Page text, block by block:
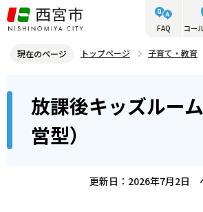
こ
の
ジ
頭
FAQ コー
現在のページ トップページ 子育て・教育
放課後キッズルーム事業（直営型）
放課後キッズルー
営型）
更新日：2026年7月2日